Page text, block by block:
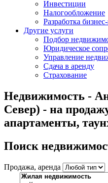
Инвестиции
Налогообложение
Разработка
Другие услуги
Подбор
Юридическое
Управление
Сдача в аренду
Страхование
Недвижимость -
Север) - на
апартаменты,
Поиск
Продажа, аренда